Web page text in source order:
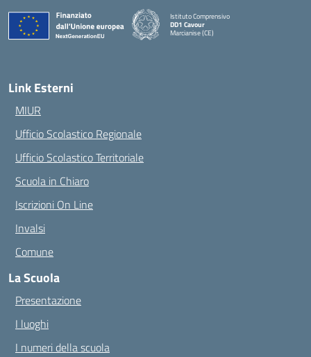
Istituto Comprensivo
DD1 Cavour
Marcianise (CE)
Link Esterni
MIUR
Ufficio Scolastico Regionale
Ufficio Scolastico Territoriale
Scuola in Chiaro
Iscrizioni On Line
Invalsi
Comune
La Scuola
Presentazione
I luoghi
I numeri della scuola